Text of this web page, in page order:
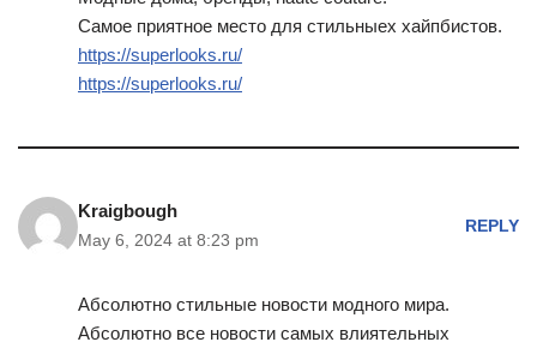
Самое приятное место для стильныех хайпбистов.
https://superlooks.ru/
https://superlooks.ru/
Kraigbough
May 6, 2024 at 8:23 pm
REPLY
Абсолютно стильные новости модного мира.
Абсолютно все новости самых влиятельных